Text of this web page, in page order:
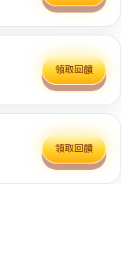
領取回饋
領取回饋